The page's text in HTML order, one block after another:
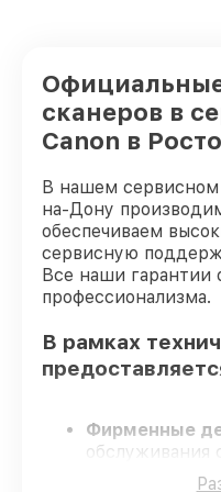
Ошибка сканера Canon
сканеров в
Canon в
В нашем сервисном
на-Дону
обеспечиваем
сервисную
Все наши гарантии
профессионализма.
В рамках
Фирменные
обслуживания
только